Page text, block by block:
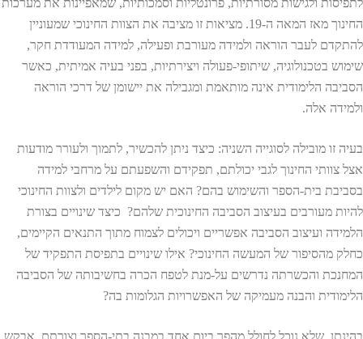
לתפיסות ולגישות מסורתיות, פרונטליות וסמכותיות, שמאפיינות את מערכות
החינוך מאז המאה ה-19. מציאות זו מציבה את הצוות החינוכי שמעוניין
להתקדם לעבר הוראה ולמידה מעורבת ופעילה, למידה המעודדת חקר,
שימוש בטכנולוגיה, שיתופי-פעולה ויצירתיות, בפני בעיה אמיתית, כאשר
הסביבה הלימודית אינה מותאמת ומגבילה את יישומן של דרכי הוראה
ולמידה אלה.
בעיה זו מובילה לסוגייה השניה: כיצד ניתן להכשיר, לתמוך ולעורר מודעות
אצל צוותי החינוך לגבי יכולתם, תפקידם והשפעתם על מרחבי למידה
בסביבת בית-הספר והשימוש בהם? האם יש מקום לילדים ולצוות החינוכי
להיות מעורבים בעיצוב הסביבה החינוכית שלהם? כיצד שינויים בצורת
הלמידה ועיצוב הסביבה אפשריים ויכולים לצמוח מתוך התנאים הקיימים,
כחלק מהסיפור של המעשה החינוכי? אילו שינויים בתפיסת התפקיד של
המחנכת והכשרתה נדרשים על-מנת לטפח הכרה בחשיבותה של הסביבה
הלימודית והבנה מעמיקה של האפשרויות הגלומות בה?
בהינתן, שלא נוכל לחולל מהפך ביום אחד במבנה בתי-הספר וצורתם, אבקש